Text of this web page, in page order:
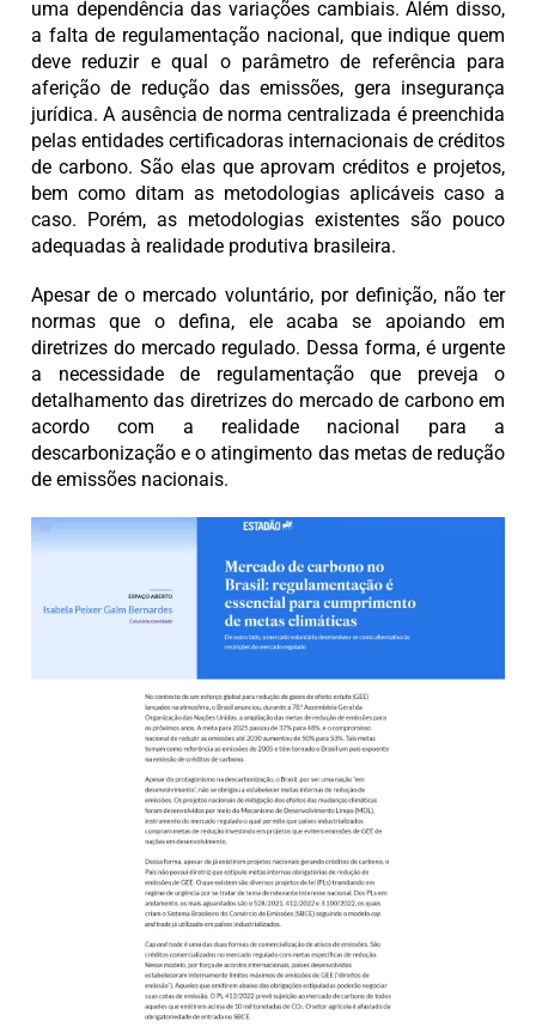
uma dependência das variações cambiais. Além disso,
a falta de regulamentação nacional, que indique quem
deve reduzir e qual o parâmetro de referência para
aferição de redução das emissões, gera insegurança
jurídica. A ausência de norma centralizada é preenchida
pelas entidades certificadoras internacionais de créditos
de carbono. São elas que aprovam créditos e projetos,
bem como ditam as metodologias aplicáveis caso a
caso. Porém, as metodologias existentes são pouco
adequadas à realidade produtiva brasileira.
Apesar de o mercado voluntário, por definição, não ter
normas que o defina, ele acaba se apoiando em
diretrizes do mercado regulado. Dessa forma, é urgente
a necessidade de regulamentação que preveja o
detalhamento das diretrizes do mercado de carbono em
acordo com a realidade nacional para a
descarbonização e o atingimento das metas de redução
de emissões nacionais.